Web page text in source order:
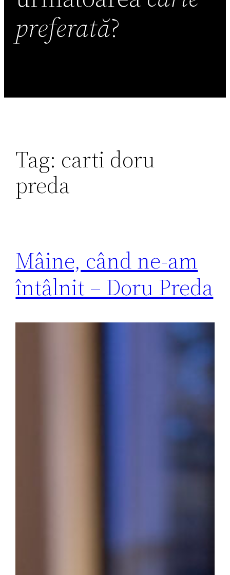
preferată?
Tag: carti doru
preda
Mâine, când ne-am
întâlnit – Doru Preda